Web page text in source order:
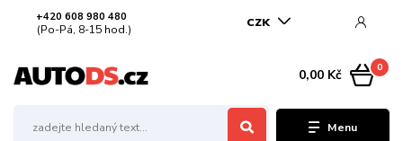
Menu
CZK
+420 608 980 480
(Po-Pá, 8-15 hod.)
0
0,00 Kč